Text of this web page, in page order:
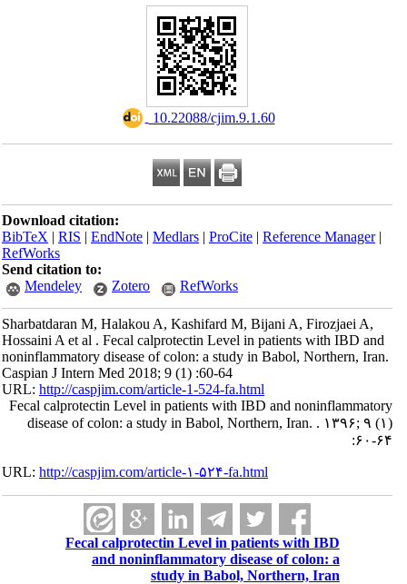
‎ 10.22088/cjim.9.1.60
Download citation:
BibTeX|RIS|EndNote|Medlars|ProCite|Reference Manager
RefWorks
Send citation to:
Mendeley
Zotero RefWorks
Sharbatdaran M, Halakou A, Kashifard M, Bijani A, Firozjaei A,
Hossaini A et al . Fecal calprotectin Level in patients with IBD and
noninflammatory disease of colon: a study in Babol, Northern, Iran.
Caspian J Intern Med 2018; 9 (1) :60-64
URL:http://caspjim.com/article-1-524-fa.html
Fecal calprotectin Level in patients with IBD and noninflammatory
disease of colon: a study in Babol, Northern, Iran. . ۱۳۹۶; ۹ (۱)
:۶۰-۶۴
URL:http://caspjim.com/article-۱-۵۲۴-fa.html
Fecal calprotectin Level in patients with IBD
and noninflammatory disease of colon: a
study in Babol, Northern, Iran